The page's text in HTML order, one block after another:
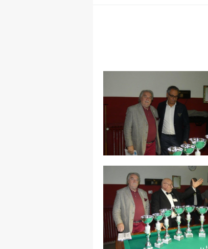
MAPPA DEL SITO
Federazione
Settore Arbitrale
Scuola Fibis
Centro Studi e